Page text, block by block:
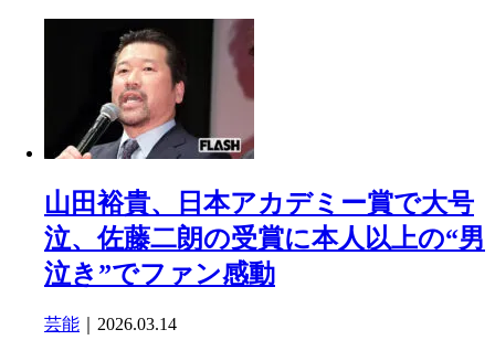
山田裕貴、日本アカデミー賞で大号
泣、佐藤二朗の受賞に本人以上の“男
泣き”でファン感動
芸能 ｜2026.03.14